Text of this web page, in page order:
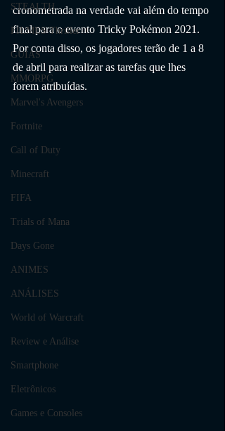
STEALTH
FILMES Thriller
GUIAS
MMORPG
Marvel's Avengers
Fortnite
Call of Duty
Minecraft
FIFA
Trials of Mana
Days Gone
ANIMES
ANÁLISES
World of Warcraft
Review e Análise
Smartphone
Eletrônicos
Games e Consoles
cronometrada na verdade vai além do tempo
final para o evento Tricky Pokémon 2021.
Por conta disso, os jogadores terão de 1 a 8
de abril para realizar as tarefas que lhes
forem atribuídas.